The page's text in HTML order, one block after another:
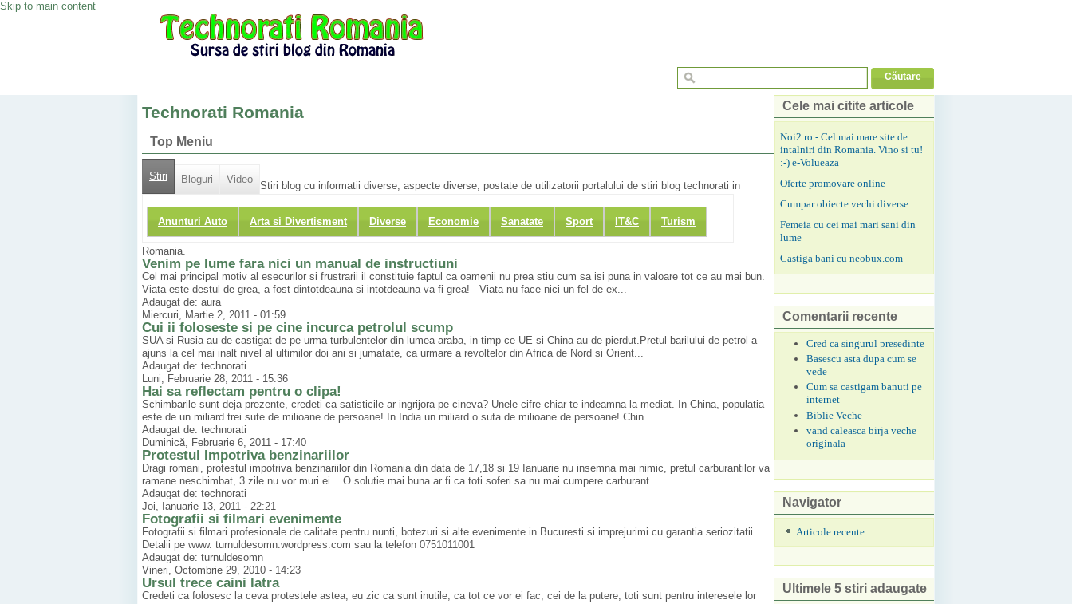
Skip to main content
Technorati Romania
Top Meniu
Stiri Bloguri Video
Anunturi Auto Arta si Divertisment Diverse Economie Sanatate Sport IT&C Turism
Stiri blog cu informatii diverse, aspecte diverse, postate de utilizatorii portalului de stiri blog technorati in
Romania.
Venim pe lume fara nici un manual de instructiuni
Cel mai principal motiv al esecurilor si frustrarii il constituie faptul ca oamenii nu prea stiu cum sa isi puna in valoare tot ce au mai bun.
Viata este destul de grea, a fost dintotdeauna si intotdeauna va fi grea! Viata nu face nici un fel de ex...
Adaugat de: aura
Miercuri, Martie 2, 2011 - 01:59
Cui ii foloseste si pe cine incurca petrolul scump
SUA si Rusia au de castigat de pe urma turbulentelor din lumea araba, in timp ce UE si China au de pierdut.Pretul barilului de petrol a
ajuns la cel mai inalt nivel al ultimilor doi ani si jumatate, ca urmare a revoltelor din Africa de Nord si Orient...
Adaugat de: technorati
Luni, Februarie 28, 2011 - 15:36
Hai sa reflectam pentru o clipa!
Schimbarile sunt deja prezente, credeti ca satisticile ar ingrijora pe cineva? Unele cifre chiar te indeamna la mediat. In China, populatia
este de un miliard trei sute de milioane de persoane! In India un miliard o suta de milioane de persoane! Chin...
Adaugat de: technorati
Duminică, Februarie 6, 2011 - 17:40
Protestul Impotriva benzinariilor
Dragi romani, protestul impotriva benzinariilor din Romania din data de 17,18 si 19 Ianuarie nu insemna mai nimic, pretul carburantilor va
ramane neschimbat, 3 zile nu vor muri ei... O solutie mai buna ar fi ca toti soferi sa nu mai cumpere carburant...
Adaugat de: technorati
Joi, Ianuarie 13, 2011 - 22:21
Fotografii si filmari evenimente
Fotografii si filmari profesionale de calitate pentru nunti, botezuri si alte evenimente in Bucuresti si imprejurimi cu garantia seriozitatii.
Detalii pe www. turnuldesomn.wordpress.com sau la telefon 0751011001
Adaugat de: turnuldesomn
Vineri, Octombrie 29, 2010 - 14:23
Ursul trece caini latra
Credeti ca folosesc la ceva protestele astea, eu zic ca sunt inutile, ca tot ce vor ei fac, cei de la putere, toti sunt pentru interesele lor
Cele mai citite articole
Noi2.ro - Cel mai mare site de
intalniri din Romania. Vino si tu!
:-) e-Volueaza
Oferte promovare online
Cumpar obiecte vechi diverse
Femeia cu cei mai mari sani din
lume
Castiga bani cu neobux.com
Comentarii recente
Cred ca singurul presedinte
Basescu asta dupa cum se
vede
Cum sa castigam banuti pe
internet
Biblie Veche
vand caleasca birja veche
originala
Navigator
Articole recente
Ultimele 5 stiri adaugate